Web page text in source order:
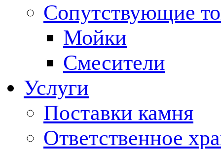
Сопутствующие
Мойки
Смесители
Услуги
Поставки камня
Ответственное